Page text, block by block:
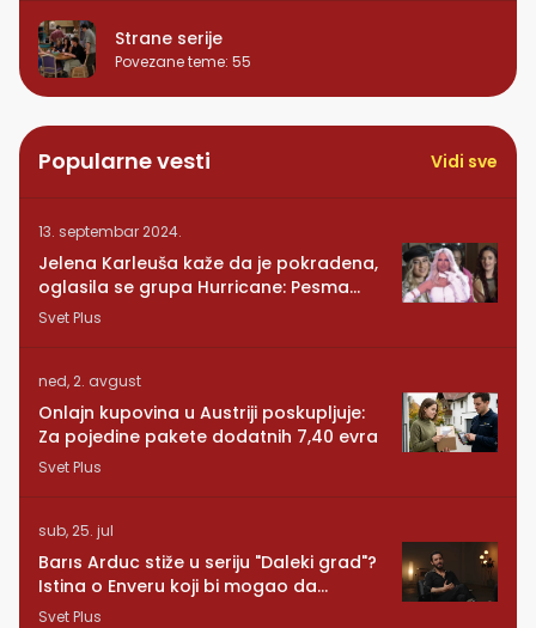
Strane serije
Povezane teme: 55
Popularne vesti Vidi sve
13. septembar 2024.
Jelena Karleuša kaže da je pokradena,
oglasila se grupa Hurricane: Pesma
RUNDE je naša!
Svet Plus
ned, 2. avgust
Onlajn kupovina u Austriji poskupljuje:
Za pojedine pakete dodatnih 7,40 evra
Svet Plus
sub, 25. jul
Barıs Arduc stiže u seriju "Daleki grad"?
Istina o Enveru koji bi mogao da
promeni sve
Svet Plus